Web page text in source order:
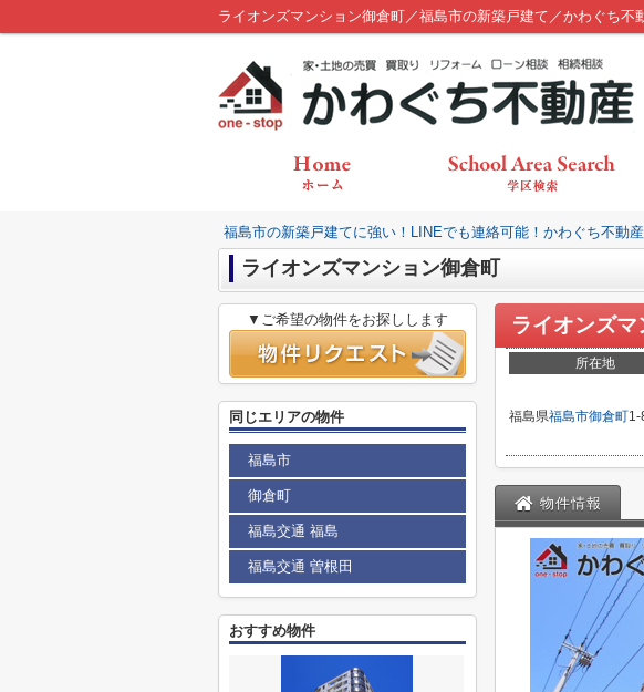
ライオンズマンション御倉町／福島市の新築戸建て／かわぐち不
福島市の新築戸建てに強い！LINEでも連絡可能！かわぐち不動産
ライオンズマンション御倉町
ライオンズ
所在地
福島県福島市御倉町1-
物件情報
▼ご希望の物件をお探しします
同じエリアの物件
福島市
御倉町
福島交通 福島
福島交通 曽根田
おすすめ物件